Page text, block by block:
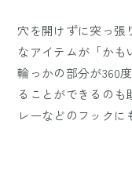
穴を開けずに突っ張
なアイテムが「かも
輪っかの部分が360
ることができるの
レーなどのフックに